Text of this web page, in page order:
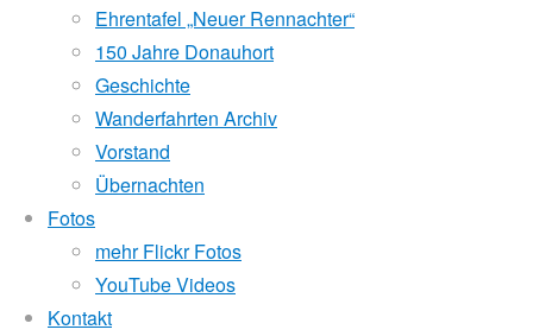
Ehrentafel „Neuer Rennachter“
150 Jahre Donauhort
Geschichte
Wanderfahrten Archiv
Vorstand
Übernachten
Fotos
mehr Flickr Fotos
YouTube Videos
Kontakt
Seichtstellen
Schleusenstatus
Windfinder Kuchelauer Hafen
Mitglied der
Godfrey Donauhort Club Kit